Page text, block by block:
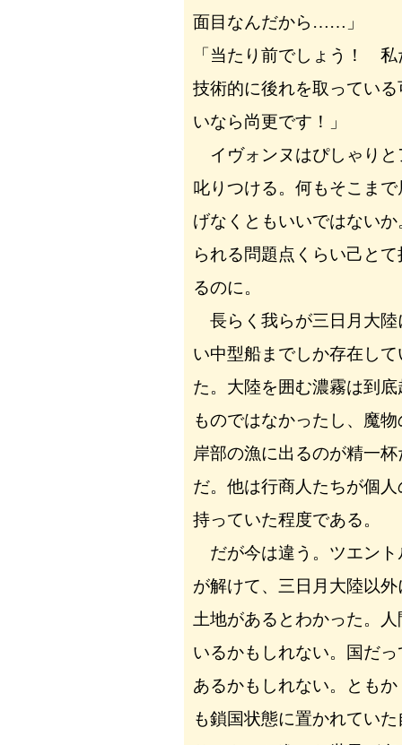
面目なんだから……」
「当たり前でしょう！ 私
技術的に後れを取ってい
いなら尚更です！」
イヴォンヌはぴしゃりと
叱りつける。何もそこま
げなくともいいではない
られる問題点くらい己と
るのに。
長らく我らが三日月大陸
い中型船までしか存在し
た。大陸を囲む濃霧は到
ものではなかったし、魔
岸部の漁に出るのが精一
だ。他は行商人たちが個
持っていた程度である。
だが今は違う。ツエント
が解けて、三日月大陸以
土地があるとわかった。
いるかもしれない。国だ
あるかもしれない。とも
も鎖国状態に置かれてい